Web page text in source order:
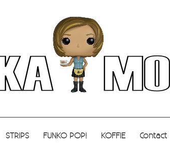
STRIPS FUNKO POP! KOFFIE Contact